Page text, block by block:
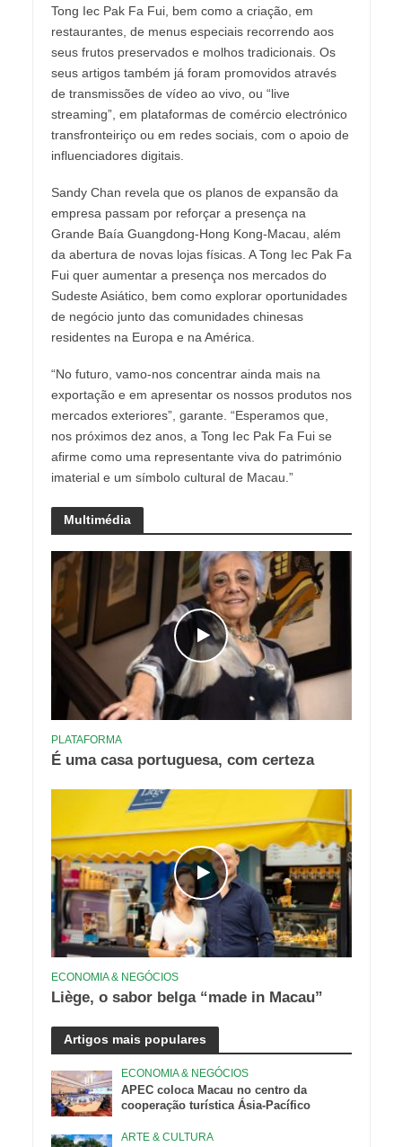
Tong Iec Pak Fa Fui, bem como a criação, em
restaurantes, de menus especiais recorrendo aos
seus frutos preservados e molhos tradicionais. Os
seus artigos também já foram promovidos através
de transmissões de vídeo ao vivo, ou “live
streaming”, em plataformas de comércio electrónico
transfronteiriço ou em redes sociais, com o apoio de
influenciadores digitais.
Sandy Chan revela que os planos de expansão da
empresa passam por reforçar a presença na
Grande Baía Guangdong-Hong Kong-Macau, além
da abertura de novas lojas físicas. A Tong Iec Pak Fa
Fui quer aumentar a presença nos mercados do
Sudeste Asiático, bem como explorar oportunidades
de negócio junto das comunidades chinesas
residentes na Europa e na América.
“No futuro, vamo-nos concentrar ainda mais na
exportação e em apresentar os nossos produtos nos
mercados exteriores”, garante. “Esperamos que,
nos próximos dez anos, a Tong Iec Pak Fa Fui se
afirme como uma representante viva do património
imaterial e um símbolo cultural de Macau.”
Multimédia
PLATAFORMA
É uma casa portuguesa, com certeza
ECONOMIA & NEGÓCIOS
Liège, o sabor belga “made in Macau”
Artigos mais populares
ECONOMIA & NEGÓCIOS
APEC coloca Macau no centro da
cooperação turística Ásia-Pacífico
ARTE & CULTURA